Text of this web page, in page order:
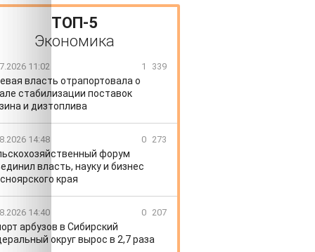
ТОП-5
Экономика
11:02 1 339
власть отрапортовала о
стабилизации поставок
и дизтоплива
14:48 0 273
форум
власть, науку и бизнес
края
14:40 0 207
арбузов в Сибирский
округ вырос в 2,7 раза